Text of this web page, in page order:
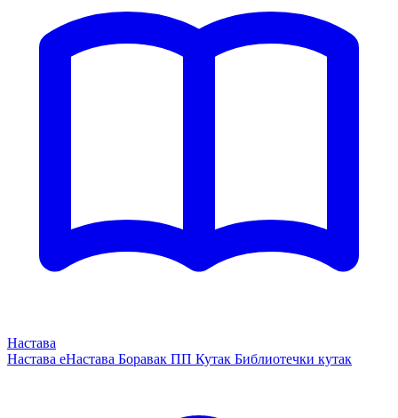
Настава
Настава еНастава Боравак ПП Кутак Библиотечки кутак